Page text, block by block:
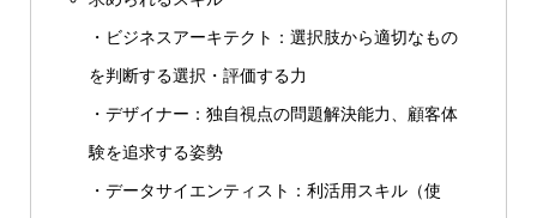
・ビジネスアーキテクト：選択肢から適切なもの
を判断する選択・評価する力
・デザイナー：独自視点の問題解決能力、顧客体
験を追求する姿勢
・データサイエンティスト：利活用スキル（使